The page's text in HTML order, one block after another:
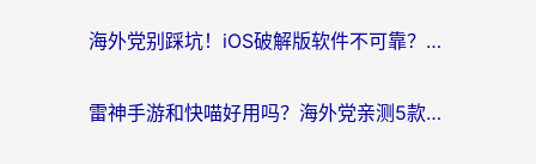
海外党别踩坑！iOS破解版软件不可靠？教你选对回国加速器无缝看国内资源
雷神手游和快喵好用吗？海外党亲测5款回国加速器，附斧牛Bling对比+微信视频号解决办法